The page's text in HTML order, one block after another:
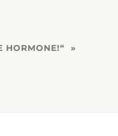
HORMONE!“